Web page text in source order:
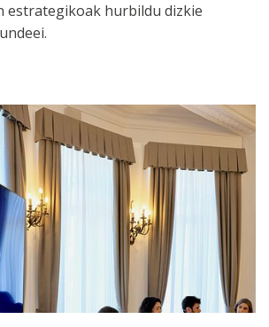
estrategikoak hurbildu dizkie